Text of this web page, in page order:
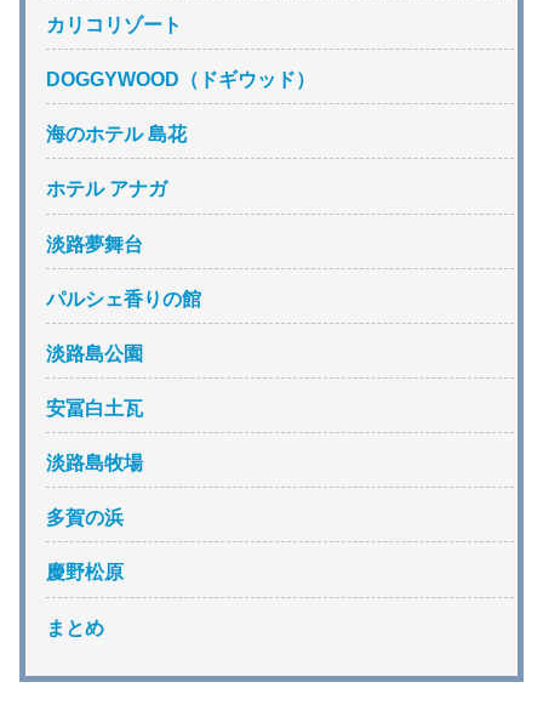
カリコリゾート
DOGGYWOOD（ドギウッド）
海のホテル 島花
ホテル アナガ
淡路夢舞台
パルシェ香りの館
淡路島公園
安冨白土瓦
淡路島牧場
多賀の浜
慶野松原
まとめ